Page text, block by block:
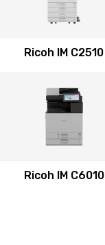
Ricoh IM C2510
Ricoh IM C6010